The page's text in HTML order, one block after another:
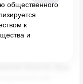
общественного
к
и